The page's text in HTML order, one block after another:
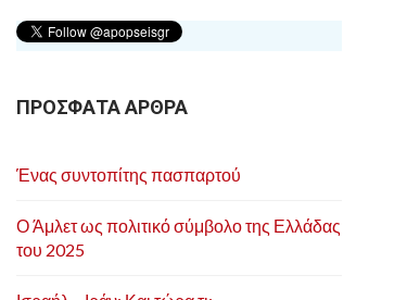
ΠΡΟΣΦΑΤΑ ΑΡΘΡΑ
Ένας συντοπίτης πασπαρτού
Ο Άμλετ ως πολιτικό σύμβολο της Ελλάδας
του 2025